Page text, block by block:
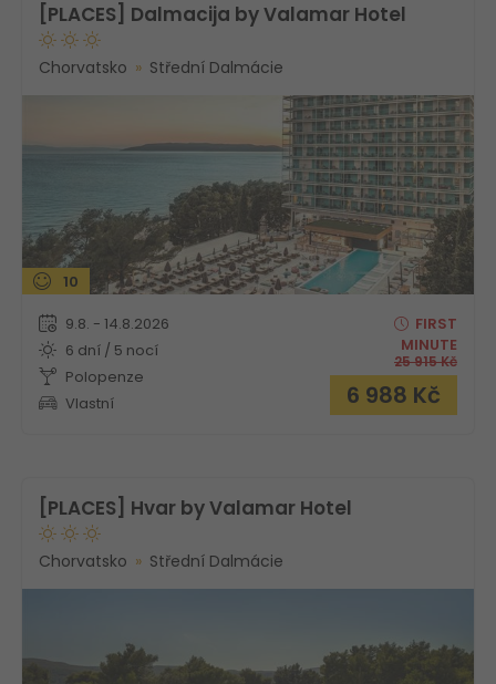
[PLACES] Dalmacija by Valamar Hotel
Chorvatsko Střední Dalmácie
10
9.8. - 14.8.2026
6 dní / 5 nocí
Polopenze
Vlastní
FIRST
MINUTE
25 915Kč
6 988 Kč
[PLACES] Hvar by Valamar Hotel
Chorvatsko Střední Dalmácie